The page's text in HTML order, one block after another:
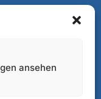
ansehen